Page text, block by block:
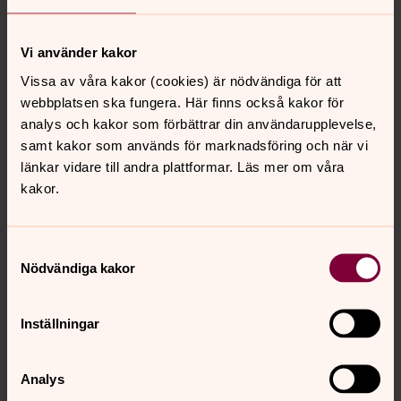
Vi använder kakor
Vissa av våra kakor (cookies) är nödvändiga för att
webbplatsen ska fungera. Här finns också kakor för
analys och kakor som förbättrar din användarupplevelse,
samt kakor som används för marknadsföring och när vi
länkar vidare till andra plattformar. Läs mer om våra
kakor.
Nödvändiga kakor
Inställningar
Analys
begravningslagen
Kyrkogårdsförvaltningen har ansvar för att kontrollera att
gravstenarna på kyrkogårdarna är säkert monterade
och inte utgör något hot mot arbetsmiljön eller
säkerheten på gravplatsen, enligt 7 kap. 30 §
begravningslagen.
Som gravrättsinnehavare har man ansvar för att hålla
gravplatsen i ordnat och värdigt skick, vilket omfattar att
gravrättsinnehavaren är skyldig att åtgärda och bekosta
en gravvård som inte bedöms som säker.
Allmänna regler och anvisningar för montering och
provning av gravstenar
gravstenssäkerhet har utarbetats av CGK (Centrala